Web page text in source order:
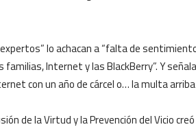
lo achacan a “falta de
familias, Internet y las BlackBerry”. Y
con un año de cárcel o… la multa
de la Virtud y la Prevención del Vicio